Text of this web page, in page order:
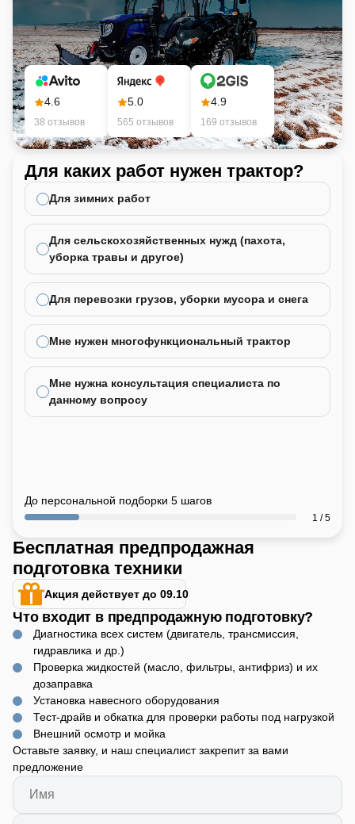
4.6
38 отзывов
5.0
565 отзывов
4.9
169 отзывов
Для каких работ нужен трактор?
Для зимних работ
Для сельскохозяйственных нужд (пахота,
уборка травы и другое)
Для перевозки грузов, уборки мусора и снега
Мне нужен многофункциональный трактор
Мне нужна консультация специалиста по
данному вопросу
До персональной подборки 5 шагов
1 / 5
Бесплатная предпродажная
подготовка техники
Акция действует до 09.10
Что входит в предпродажную подготовку?
Диагностика всех систем (двигатель, трансмиссия,
гидравлика и др.)
Проверка жидкостей (масло, фильтры, антифриз) и их
дозаправка
Установка навесного оборудования
Тест-драйв и обкатка для проверки работы под нагрузкой
Внешний осмотр и мойка
Оставьте заявку, и наш специалист закрепит за вами
предложение